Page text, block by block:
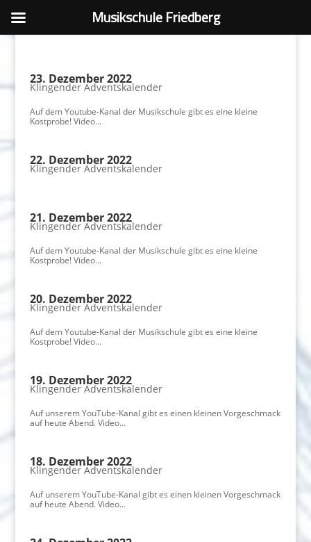
23. Dezember 2022
Klingender Adventskalender
Auf dem Youtube-Kanal der Musikschule gibt es eine kleine
Kostprobe! Video...
22. Dezember 2022
Klingender Adventskalender
21. Dezember 2022
Klingender Adventskalender
Auf dem Youtube-Kanal der Musikschule gibt es eine kleine
Kostprobe! Video...
20. Dezember 2022
Klingender Adventskalender
Auf dem Youtube-Kanal der Musikschule gibt es eine kleine
Kostprobe! Video...
19. Dezember 2022
Klingender Adventskalender
Auf unserem YouTube-Kanal gibt es einen kleinen Vorgeschmack
auf heute Abend. Video...
18. Dezember 2022
Klingender Adventskalender
Auf unserem YouTube-Kanal gibt es einen kleinen Vorgeschmack
auf heute Abend. Video...
Musikschule Friedberg